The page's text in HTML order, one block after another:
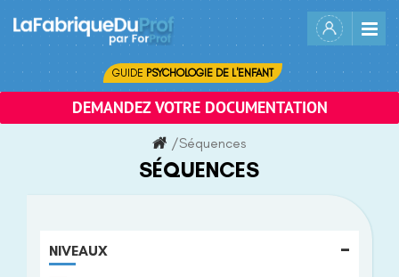
content
GUIDE PSYCHOLOGIE DE L'ENFANT
DEMANDEZ VOTRE DOCUMENTATION
/Séquences
SÉQUENCES
NIVEAUX -